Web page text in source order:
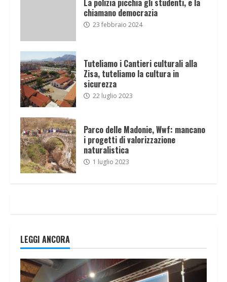
chiamano democrazia
23 febbraio 2024
Tuteliamo i Cantieri culturali alla
Zisa, tuteliamo la cultura in
sicurezza
22 luglio 2023
Parco delle Madonie, Wwf: mancano
i progetti di valorizzazione
naturalistica
1 luglio 2023
LEGGI ANCORA